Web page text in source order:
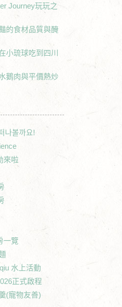
Journey玩玩之
的食材品質與醃
小琉球吃到四川
鵝肉與平價熱炒
나볼까요!
來啦
一覽
水上活動
正式啟程
(寵物友善)